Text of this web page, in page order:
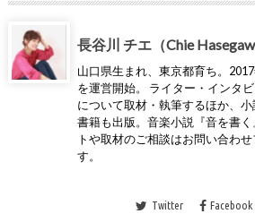
長谷川 チエ（Chie
山口県生まれ、東京都育ち。
を運営開始。 ライター・インタ
について取材・執筆するほか、
書籍も出版。音楽小説『音を書
トや取材のご相談はお問い合わ
す。
Twitter Facebook